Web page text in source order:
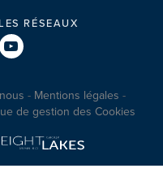
RÉSEAUX
Mentions légales
de gestion des Cookies